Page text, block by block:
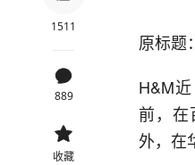
1511
889
收藏
原标题
H&M
前，在
外，在